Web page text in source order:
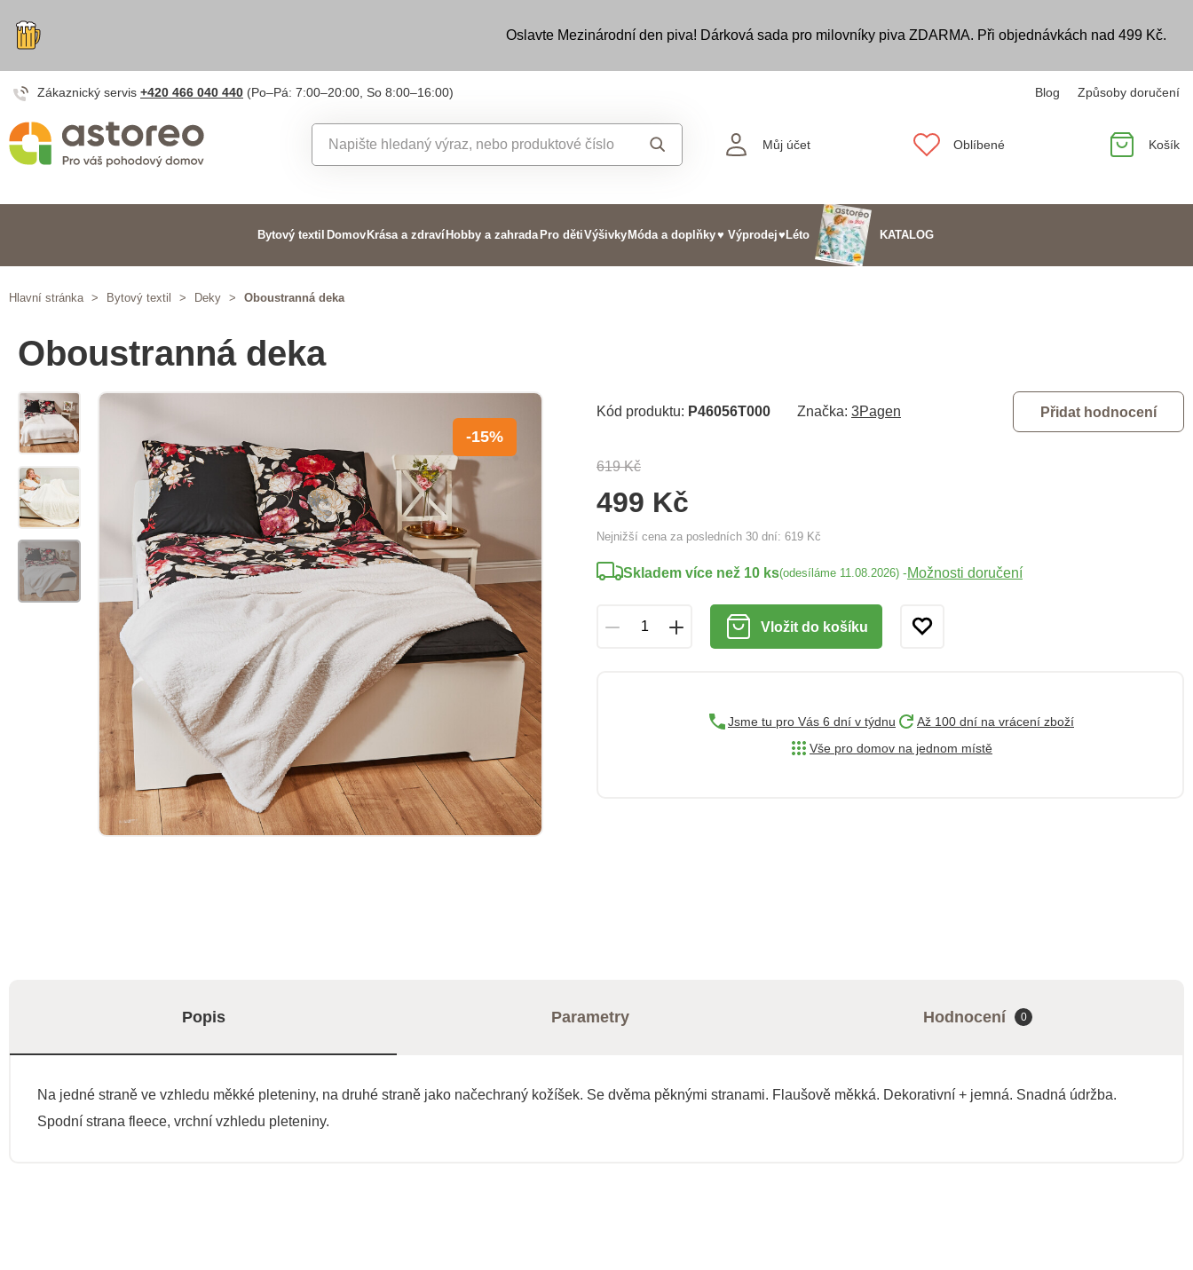
Oslavte Mezinárodní den piva! Dárková sada pro milovníky piva ZDARMA. Při objednávkách nad 499 Kč.
Zákaznický servis +420 466 040 440 (Po–Pá: 7:00–20:00, So 8:00–16:00) Blog Způsoby doručení
Můj účet Oblíbené Košík
Bytový textil Domov Krása a zdraví Hobby a zahrada Pro dětiVýšivky Móda a doplňky♥ Výprodej♥Léto KATALOG
Hlavní stránka > Bytový textil > Deky > Oboustranná deka
Oboustranná deka
-15%
Kód produktu: P46056T000 Značka: 3Pagen Přidat hodnocení
619 Kč
499 Kč
Nejnižší cena za posledních 30 dní: 619 Kč
Skladem více než 10 ks(odesíláme 11.08.2026) -Možnosti doručení
Vložit do košíku
Jsme tu pro Vás 6 dní v týdnu
Až 100 dní na vrácení zboží
Vše pro domov na jednom místě
Popis Parametry Hodnocení 0
Na jedné straně ve vzhledu měkké pleteniny, na druhé straně jako načechraný kožíšek. Se dvěma pěknými stranami. Flaušově měkká. Dekorativní + jemná. Snadná údržba.
Spodní strana fleece, vrchní vzhledu pleteniny.